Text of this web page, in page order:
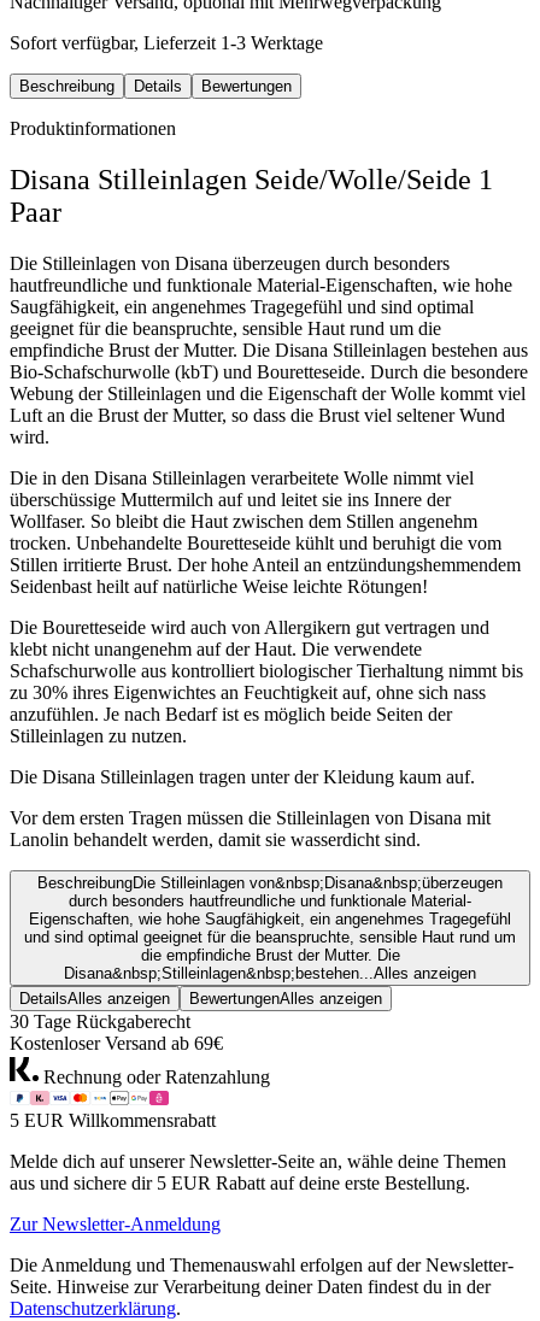
Sofort verfügbar, Lieferzeit 1-3 Werktage
Beschreibung Details Bewertungen
Produktinformationen
Disana Stilleinlagen Seide/Wolle/Seide 1
Paar
Die Stilleinlagen von Disana überzeugen durch besonders
hautfreundliche und funktionale Material-Eigenschaften, wie hohe
Saugfähigkeit, ein angenehmes Tragegefühl und sind optimal
geeignet für die beanspruchte, sensible Haut rund um die
empfindiche Brust der Mutter. Die Disana Stilleinlagen bestehen aus
Bio-Schafschurwolle (kbT) und Bouretteseide. Durch die besondere
Webung der Stilleinlagen und die Eigenschaft der Wolle kommt viel
Luft an die Brust der Mutter, so dass die Brust viel seltener Wund
wird.
Die in den Disana Stilleinlagen verarbeitete Wolle nimmt viel
überschüssige Muttermilch auf und leitet sie ins Innere der
Wollfaser. So bleibt die Haut zwischen dem Stillen angenehm
trocken. Unbehandelte Bouretteseide kühlt und beruhigt die vom
Stillen irritierte Brust. Der hohe Anteil an entzündungshemmendem
Seidenbast heilt auf natürliche Weise leichte Rötungen!
Die Bouretteseide wird auch von Allergikern gut vertragen und
klebt nicht unangenehm auf der Haut. Die verwendete
Schafschurwolle aus kontrolliert biologischer Tierhaltung nimmt bis
zu 30% ihres Eigenwichtes an Feuchtigkeit auf, ohne sich nass
anzufühlen. Je nach Bedarf ist es möglich beide Seiten der
Stilleinlagen zu nutzen.
Die Disana Stilleinlagen tragen unter der Kleidung kaum auf.
Vor dem ersten Tragen müssen die Stilleinlagen von Disana mit
Lanolin behandelt werden, damit sie wasserdicht sind.
BeschreibungDie Stilleinlagen von&nbsp;Disana&nbsp;überzeugen
durch besonders hautfreundliche und funktionale Material-
Eigenschaften, wie hohe Saugfähigkeit, ein angenehmes Tragegefühl
und sind optimal geeignet für die beanspruchte, sensible Haut rund um
die empfindiche Brust der Mutter. Die
Disana&nbsp;Stilleinlagen&nbsp;bestehen...Alles anzeigen
DetailsAlles anzeigen BewertungenAlles anzeigen
30 Tage Rückgaberecht
Kostenloser Versand ab 69€
Rechnung oder Ratenzahlung
5 EUR Willkommensrabatt
Melde dich auf unserer Newsletter-Seite an, wähle deine Themen
aus und sichere dir 5 EUR Rabatt auf deine erste Bestellung.
Zur Newsletter-Anmeldung
Die Anmeldung und Themenauswahl erfolgen auf der Newsletter-
Seite. Hinweise zur Verarbeitung deiner Daten findest du in der
Datenschutzerklärung.